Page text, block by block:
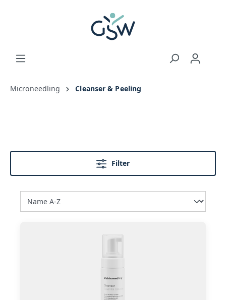
Microneedling Cleanser & Peeling
Filter